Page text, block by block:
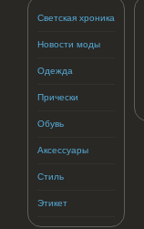
Светская хроника
Новости моды
Одежда
Прически
Обувь
Аксессуары
Стиль
Этикет